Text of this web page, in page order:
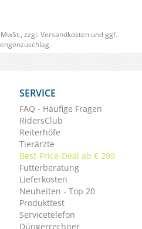
zzgl. Versandkosten und ggf.
SERVICE
FAQ - Häufige Fragen
RidersClub
Reiterhöfe
Tierärzte
Best-Price-Deal ab € 299
Futterberatung
Lieferkosten
Neuheiten - Top 20
Produkttest
Servicetelefon
Düngerrechner